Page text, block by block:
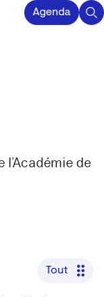
Agenda
l’Académie de
Tout